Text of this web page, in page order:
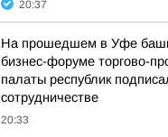
20:37
На прошедшем в Уфе
бизнес-форуме торгово-
палаты республик
сотрудничестве
20:33